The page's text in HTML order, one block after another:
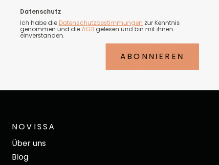
Datenschutz
Ich habe die Datenschutzbestimmungen zur Kenntnis
genommen und dieAGB gelesen und bin mit ihnen
einverstanden.
ABONNIEREN
NOVISSA
Über uns
Blog